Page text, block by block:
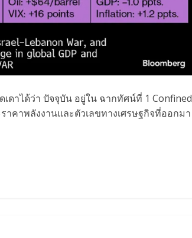
ดาได้ว่า ปัจจุบัน อยู่ใน ฉากทัศน์ที่ 1 Confined
าคาพลังงานและตัวเลขทางเศรษฐกิจที่ออกมา